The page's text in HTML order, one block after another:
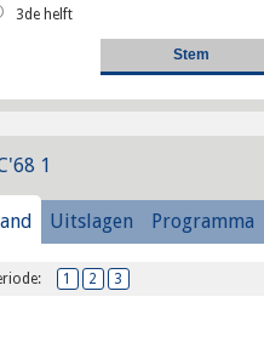
3de helft
1
Uitslagen Programma
1 2 3